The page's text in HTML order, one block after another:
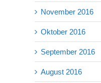
November 2016
Oktober 2016
September 2016
August 2016